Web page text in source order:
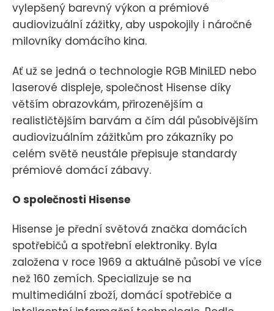
vylepšený barevný výkon a prémiové
audiovizuální zážitky, aby uspokojily i náročné
milovníky domácího kina.
Ať už se jedná o technologie RGB MiniLED nebo
laserové displeje, společnost Hisense díky
větším obrazovkám, přirozenějším a
realističtějším barvám a čím dál působivějším
audiovizuálním zážitkům pro zákazníky po
celém světě neustále přepisuje standardy
prémiové domácí zábavy.
O společnosti Hisense
Hisense je přední světová značka domácích
spotřebičů a spotřební elektroniky. Byla
založena v roce 1969 a aktuálně působí ve více
než 160 zemích. Specializuje se na
multimediální zboží, domácí spotřebiče a